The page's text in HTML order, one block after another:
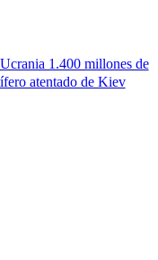
1.400 millones de
atentado de Kiev